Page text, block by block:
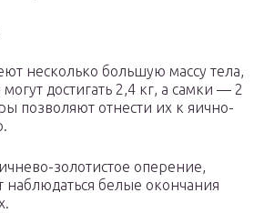
несколько большую массу тела,
достигать 2,4 кг, а самки — 2
позволяют отнести их к яично-
золотистое оперение,
наблюдаться белые окончания